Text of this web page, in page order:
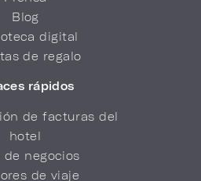
Blog
digital
de regalo
rápidos
de facturas del
hotel
de negocios
de viaje